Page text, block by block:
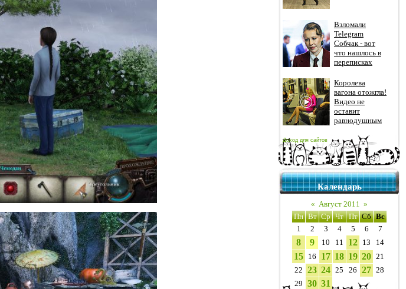
Взломали
Telegram
Собчак - вот
что нашлось в
переписках
Королева
вагона отожгла!
Видео не
оставит
равнодушным
Доход для сайтов
Календарь
« Август 2011 »
Пн Вт Ср Чт Пт Сб Вс
1
2 3 4 5 6 7
8 9 10 11 12 13 14
15 16 17 18 19 20 21
22 23 24 25 26 27 28
29 30 31